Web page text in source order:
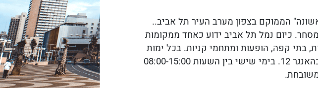
הממוקם בצפון מערב העיר תל אביב..
פנאי ומסחר. כיום נמל תל אביב ידוע כאחד ממקומות
בתי קפה, הופעות ומתחמי קניות. בכל ימות
השבוע מלבד יום ראשון פועל בנמל שוק אוכל גסטרונומי בהאנגר 12. בימי שישי בין השעות 08:00-15:00